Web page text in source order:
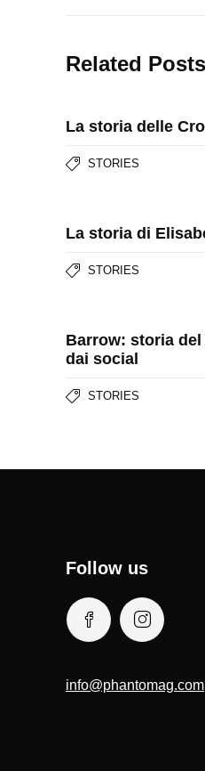
Related Posts
La storia delle
STORIES
La storia di
STORIES
Barrow: storia
dai social
STORIES
Follow us
info@phantomag.com